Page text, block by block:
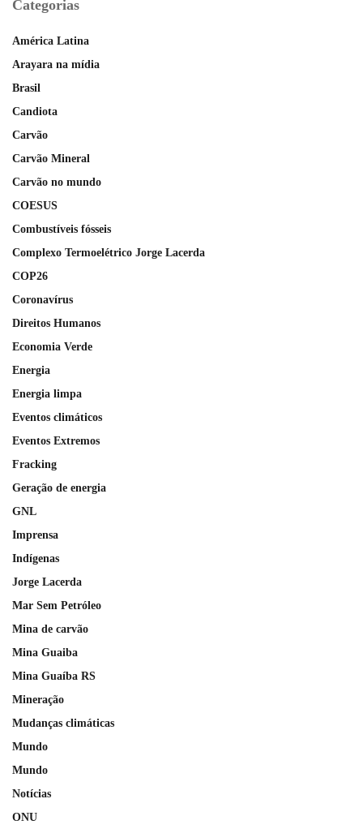
Categorias
América Latina
Arayara na mídia
Brasil
Candiota
Carvão
Carvão Mineral
Carvão no mundo
COESUS
Combustíveis fósseis
Complexo Termoelétrico Jorge Lacerda
COP26
Coronavírus
Direitos Humanos
Economia Verde
Energia
Energia limpa
Eventos climáticos
Eventos Extremos
Fracking
Geração de energia
GNL
Imprensa
Indígenas
Jorge Lacerda
Mar Sem Petróleo
Mina de carvão
Mina Guaiba
Mina Guaíba RS
Mineração
Mudanças climáticas
Mundo
Mundo
Notícias
ONU